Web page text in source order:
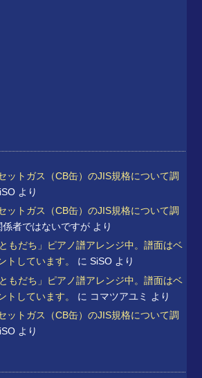
ットガス（CB缶）のJIS規格について調
より
ットガス（CB缶）のJIS規格について調
係者ではないですが より
もだち」ピアノ譜アレンジ中。譜面はベ
トしています。
にSiSO より
もだち」ピアノ譜アレンジ中。譜面はベ
トしています。
に コマツアユミ
より
ットガス（CB缶）のJIS規格について調
より